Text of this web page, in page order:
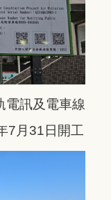
訊及電車線
7月31日開工